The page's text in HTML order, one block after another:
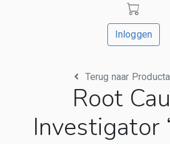
Inloggen
Terug naar
Root
Investigator